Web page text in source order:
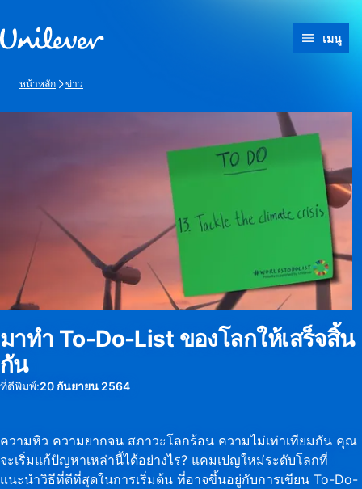
เมนู
หน้าหลัก ข่าว
มาทำ To-Do-List ของโลกให้เสร็จสิ้น
กัน
ที่ตีพิมพ์:20 กันยายน 2564
ความหิว ความยากจน สภาวะโลกร้อน ความไม่เท่าเทียมกัน คุณ
จะเริ่มแก้ปัญหาเหล่านี้ได้อย่างไร? แคมเปญใหม่ระดับโลกที่
แนะนำวิธีที่ดีที่สุดในการเริ่มต้น ที่อาจขึ้นอยู่กับการเขียน To-Do-